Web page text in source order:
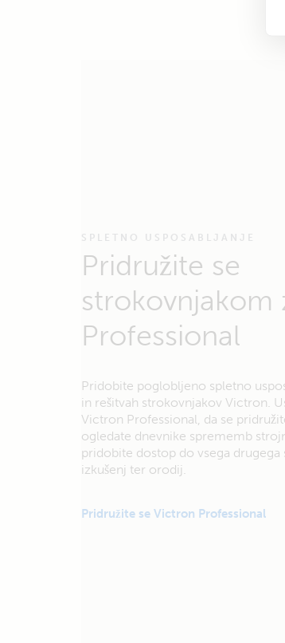
SPLETNO USPOSABLJANJE
Pridružite se
strokovnjakom
Professional
Pridobite poglobljeno spletno
in rešitvah strokovnjakov Victron.
Victron Professional, da se
ogledate dnevnike sprememb
pridobite dostop do vsega drugega
izkušenj ter orodij.
Pridružite se Victron Professional